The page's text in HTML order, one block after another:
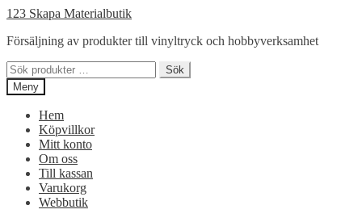
Hoppa
navigering
Hoppa
innehåll
123 Skapa Materialbutik
Försäljning av produkter till vinyltryck och hobbyverksamhet
Sök
efter:
Sök
Meny
Hem
Köpvillkor
Mitt konto
Om oss
Till kassan
Varukorg
Webbutik